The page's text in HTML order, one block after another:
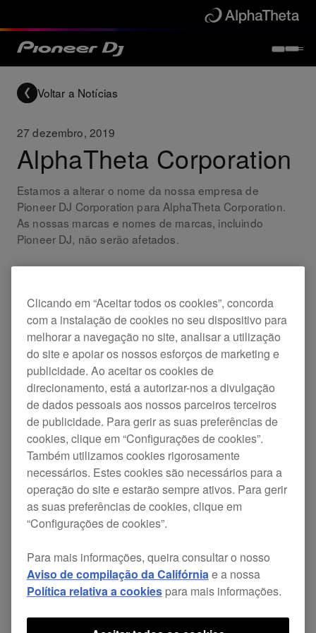
Voltar a Notícias
27 dezembro, 2019
AlphaTheta Corporation
Estamos a alterar o nome da nossa empresa de
Pioneer DJ Corporation para AlphaTheta Corporation.
As nossas marcas e nomes de marcas, incluindo
Pioneer DJ, não serão afetados.
Pioneer DJ altera o nome da
empresa para AlphaTheta
Corporation
A Pioneer DJ Corporation alterou o seu nome de
empresa para AlphaTheta Corporation a partir de
1 de janeiro de 2020. As nossas marcas e nomes
de marcas, incluindo Pioneer DJ, não serão
afetados.
Atamos a atualizar o nosso nome corporativo
para refletir melhor os nossos valores e visão. A
Clicando em “Aceitar todos os cookies”, concorda
com a instalação de cookies no seu dispositivo para
melhorar a navegação no site, analisar a utilização
do site e apoiar os nossos esforços de marketing e
publicidade. Ao aceitar os cookies de
direcionamento, está a autorizar-nos a divulgação
de dados pessoais aos nossos parceiros terceiros
de publicidade. Para gerir as suas preferências de
cookies, clique em “Configurações de cookies”.
Também utilizamos cookies rigorosamente
necessários. Estes cookies são necessários para a
operação do site e estarão sempre ativos. Para gerir
as suas preferências de cookies, clique em
“Configurações de cookies”.
Para mais informações, queira consultar o nosso
Aviso de compilação da Califórniae a nossa
Política relativa a cookiespara mais informações.